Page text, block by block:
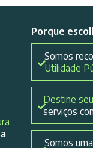
Porque
Somos
Utilidade
Destine
serviços
Somos